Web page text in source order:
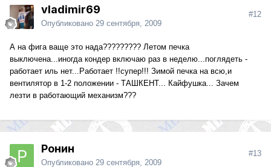
vladimir69
Опубликовано 29 сентября, 2009
#12
А на фига ваще это нада????????? Летом печка
выключена...иногда кондер включаю раз в неделю...поглядеть -
работает иль нет...Работает !!супер!!! Зимой печка на всю,и
вентилятор в 1-2 положении - ТАШКЕНТ... Кайфушка... Зачем
лезти в работающий механизм???
Ронин
Опубликовано 29 сентября, 2009
#13